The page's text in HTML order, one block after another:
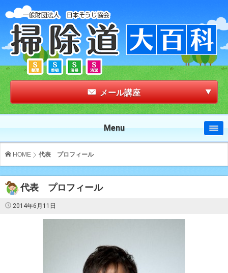
メール講座
Menu
HOME 代表 プロフィール
代表 プロフィール
2014年6月11日